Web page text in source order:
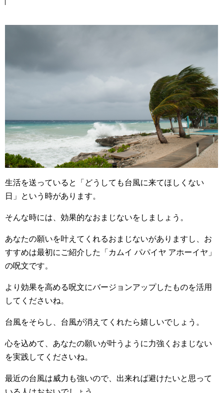
生活を送っていると「どうしても台風に来てほしくない
日」という時があります。
そんな時には、効果的なおまじないをしましょう。
あなたの願いを叶えてくれるおまじないがありますし、お
すすめは最初にご紹介した「カムイ パパイヤ アホーイヤ」
の呪文です。
より効果を高める呪文にバージョンアップしたものを活用
してくださいね。
台風をそらし、台風が消えてくれたら嬉しいでしょう。
心を込めて、あなたの願いが叶うように力強くおまじない
を実践してくださいね。
最近の台風は威力も強いので、出来れば避けたいと思って